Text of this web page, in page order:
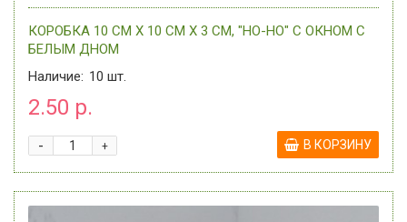
КОРОБКА 10 СМ Х 10 СМ Х 3 СМ, "HO-HO" С ОКНОМ C
БЕЛЫМ ДНОМ
Наличие: 10 шт.
2.50 р.
+
- В КОРЗИНУ